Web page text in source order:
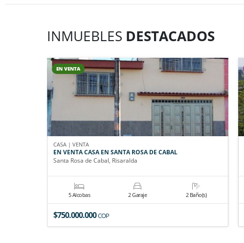
INMUEBLES DESTACADOS
EN VENTA
CASA | VENTA
EN VENTA CASA EN SANTA ROSA DE CABAL
Santa Rosa de Cabal, Risaralda
5 Alcobas 2 Garaje 2 Baño(s)
$750.000.000COP